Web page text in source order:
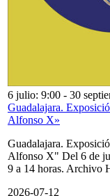
6 julio: 9:00 - 30
Guadalajara.
Alfonso X»
Guadalajara.
Alfonso X" Del 6 de
9 a 14 horas.
2026-07-12